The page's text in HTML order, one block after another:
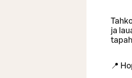
ja
📍